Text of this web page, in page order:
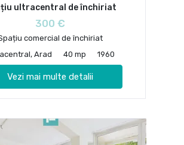
ultracentral de închiriat
300 €
comercial de închiriat
Arad
40 mp 1960
Vezi mai multe detalii